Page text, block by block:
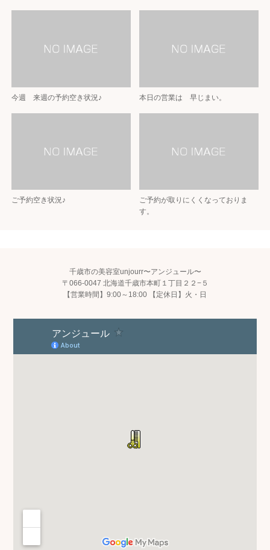
今週 来週の予約空き状況♪ 本日の営業は 早じまい。
ご予約空き状況♪
ご予約が取りにくくなっておりま
す。
千歳市の美容室unjourr〜アンジュール〜
〒066-0047 北海道千歳市本町１丁目２２−５
【営業時間】9:00～18:00 【定休日】火・日